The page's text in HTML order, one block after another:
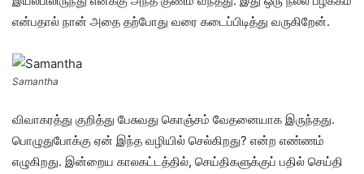
என்பதால் நான் அதை தற்போது வரை கடைப்பிடித்து வருகிறேன்.
Samantha
விவாகரத்து குறித்து பேசுவது கொஞ்சம் வேதனையாக இருந்தது.
பொழுதுபோக்கு ஏன் இந்த வழியில் செல்கிறது? என்ற எண்ணம்
எழுகிறது. இன்றைய காலகட்டத்தில், செய்திகளுக்குப் பதில் செய்தி